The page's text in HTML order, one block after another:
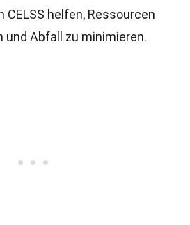
CELSS helfen, Ressourcen
und Abfall zu minimieren.